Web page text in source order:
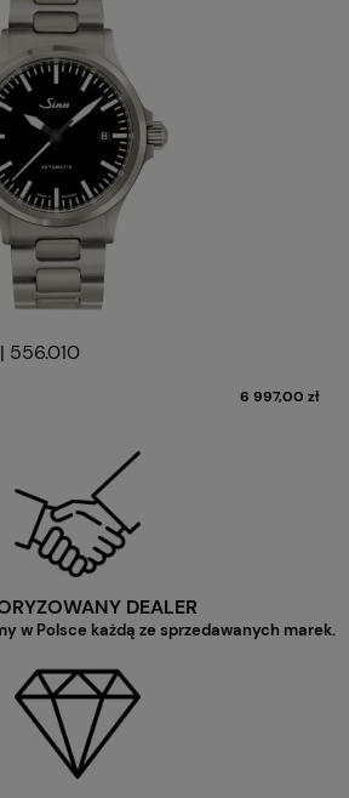
556.010
6 997,00 zł
DEALER
w Polsce każdą ze sprzedawanych marek.